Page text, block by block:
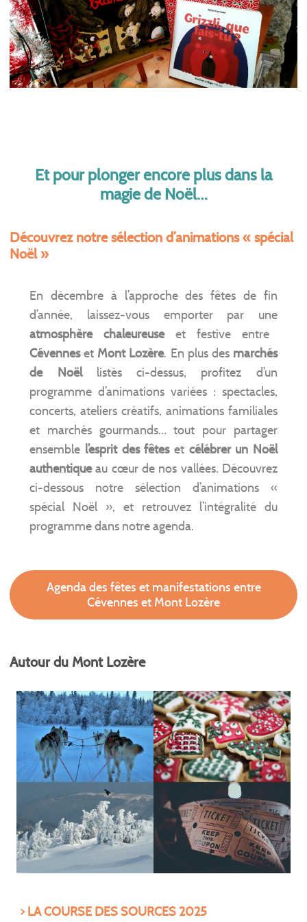
Et pour plonger encore plus dans la
magie de Noël…
Découvrez notre sélection d’animations « spécial
Noël »
En décembre à l’approche des fêtes de fin
d’année, laissez-vous emporter par une
atmosphère chaleureuseet festive entre
Cévenneset Mont Lozère. En plus des marchés
de Noëllistés ci-dessus, profitez d’un
programme d’animations variées : spectacles,
concerts, ateliers créatifs, animations familiales
et marchés gourmands… tout pour partager
ensemble l’esprit des fêteset célébrer un Noël
authentiqueau cœur de nos vallées. Découvrez
ci-dessous notre sélection d’animations «
spécial Noël », et retrouvez l’intégralité du
programme dans notre agenda.
Agenda des fêtes et manifestations entre
Cévennes et Mont Lozère
Autour du Mont Lozère
> LA COURSE DES SOURCES 2025